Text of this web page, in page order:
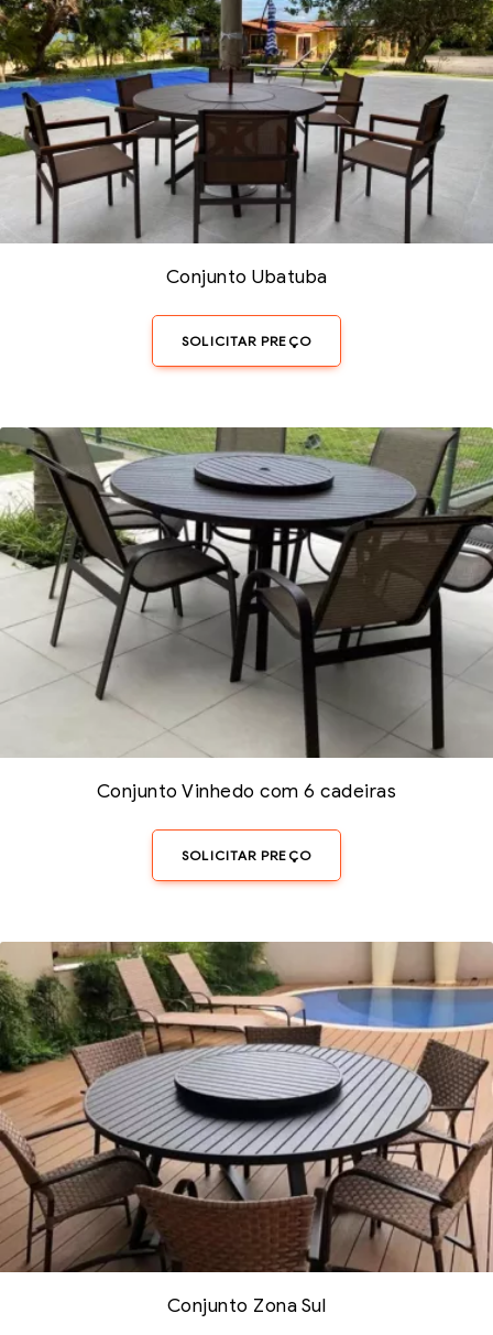
Conjunto Ubatuba
SOLICITAR PREÇO
Conjunto Vinhedo com 6 cadeiras
SOLICITAR PREÇO
Conjunto Zona Sul